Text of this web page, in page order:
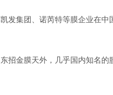
集团、诺芮特等膜企业在中
金膜天外，几乎国内知名的